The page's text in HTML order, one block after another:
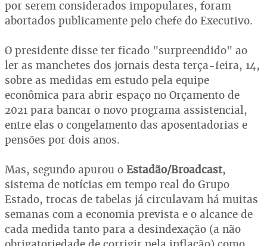
por serem considerados impopulares, foram
abortados publicamente pelo chefe do Executivo.
O presidente disse ter ficado "surpreendido" ao
ler as manchetes dos jornais desta terça-feira, 14,
sobre as medidas em estudo pela equipe
econômica para abrir espaço no Orçamento de
2021 para bancar o novo programa assistencial,
entre elas o congelamento das aposentadorias e
pensões por dois anos.
Mas, segundo apurou o Estadão/Broadcast,
sistema de notícias em tempo real do Grupo
Estado, trocas de tabelas já circulavam há muitas
semanas com a economia prevista e o alcance de
cada medida tanto para a desindexação (a não